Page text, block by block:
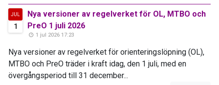
JUL
1
Nya versioner av regelverket för OL, MTBO och
PreO 1 juli 2026
1 jul 2026 17:23
Nya versioner av regelverket för orienteringslöpning (OL),
MTBO och PreO träder i kraft idag, den 1 juli, med en
övergångsperiod till 31 december...